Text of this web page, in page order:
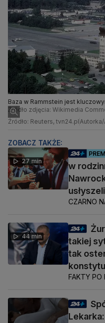
Baza w Rammstein jest
amerykańskiej w Niemczech
Źródło zdjęcia: Wikimedia
Źródło: Reuters, tvn24.pl
ZOBACZ TAKŻE:
27 min
w
CZARNO
44 min
takiej
tak
FAKTY PO